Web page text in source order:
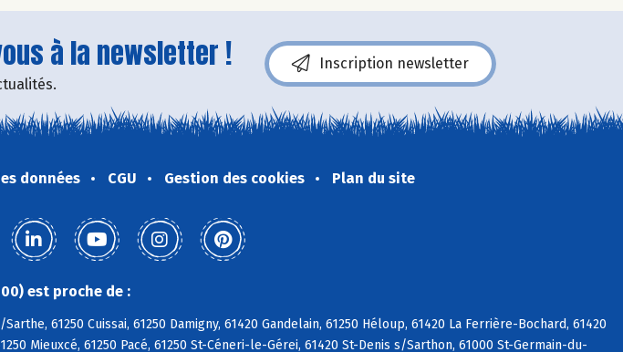
à la newsletter ! Inscription newsletter
données CGU Gestion des cookies Plan du site
est proche de :
61250 Cuissai, 61250 Damigny, 61420 Gandelain, 61250 Héloup, 61420 La Ferrière-Bochard, 61420
Mieuxcé, 61250 Pacé, 61250 St-Céneri-le-Gérei, 61420 St-Denis s/Sarthon, 61000 St-Germain-du-